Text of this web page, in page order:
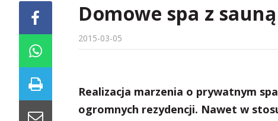
Domowe spa z
2015-03-05
Realizacja marzenia o prywatnym
ogromnych rezydencji. Nawet w